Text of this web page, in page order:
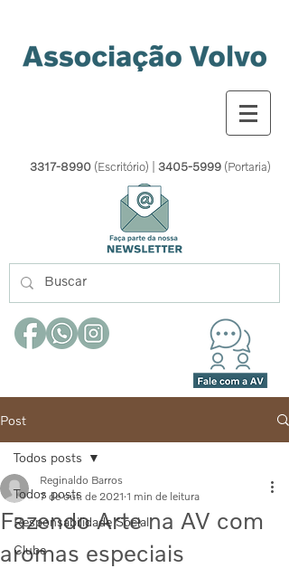
3317-8990 (Escritório) | 3405-5999(Portaria)
Post
Todos posts
Responsabilidade Social
Clube
Todos posts
Fazendo Arte na AV com
aromas especiais
Reginaldo Barros
7 de out. de 2021 1 min de leitura